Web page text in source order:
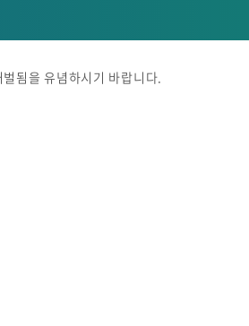
됨을 유념하시기 바랍니다.